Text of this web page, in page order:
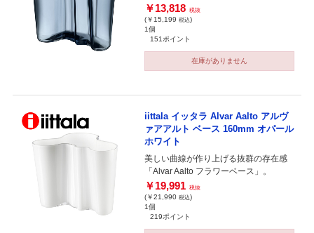
￥13,818 税抜
(￥15,199 税込)
1個
151ポイント
在庫がありません
iittala イッタラ Alvar Aalto アルヴ
ァアアルト ベース 160mm オパール
ホワイト
美しい曲線が作り上げる抜群の存在感
「Alvar Aalto フラワーベース」。
￥19,991 税抜
(￥21,990 税込)
1個
219ポイント